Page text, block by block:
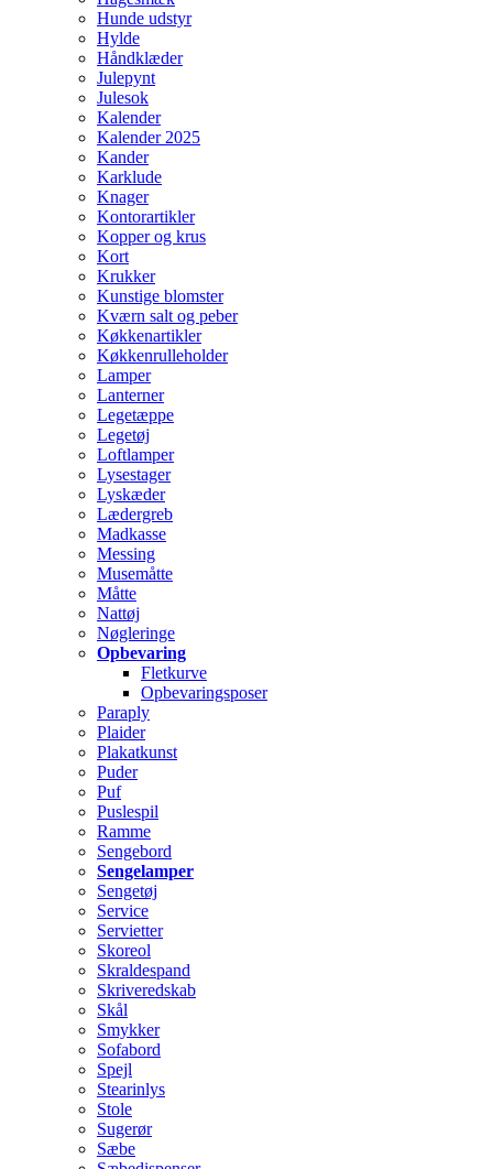
Hunde udstyr
Hylde
Håndklæder
Julepynt
Julesok
Kalender
Kalender 2025
Kander
Karklude
Knager
Kontorartikler
Kopper og krus
Kort
Krukker
Kunstige blomster
Kværn salt og peber
Køkkenartikler
Køkkenrulleholder
Lamper
Lanterner
Legetæppe
Legetøj
Loftlamper
Lysestager
Lyskæder
Lædergreb
Madkasse
Messing
Musemåtte
Måtte
Nattøj
Nøgleringe
Opbevaring
Fletkurve
Opbevaringsposer
Paraply
Plaider
Plakatkunst
Puder
Puf
Puslespil
Ramme
Sengebord
Sengelamper
Sengetøj
Service
Servietter
Skoreol
Skraldespand
Skriveredskab
Skål
Smykker
Sofabord
Spejl
Stearinlys
Stole
Sugerør
Sæbe